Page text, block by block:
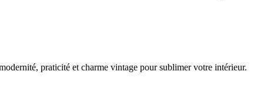
praticité et charme vintage pour sublimer votre intérieur.